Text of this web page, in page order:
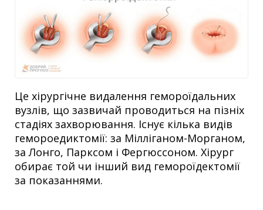
Це хірургічне видалення гемороїдальних
вузлів, що зазвичай проводиться на пізніх
стадіях захворювання. Існує кілька видів
гемороедиктомії: за Мілліганом-Морганом,
за Лонго, Парксом і Фергюссоном. Хірург
обирає той чи інший вид гемороїдектомії
за показаннями.